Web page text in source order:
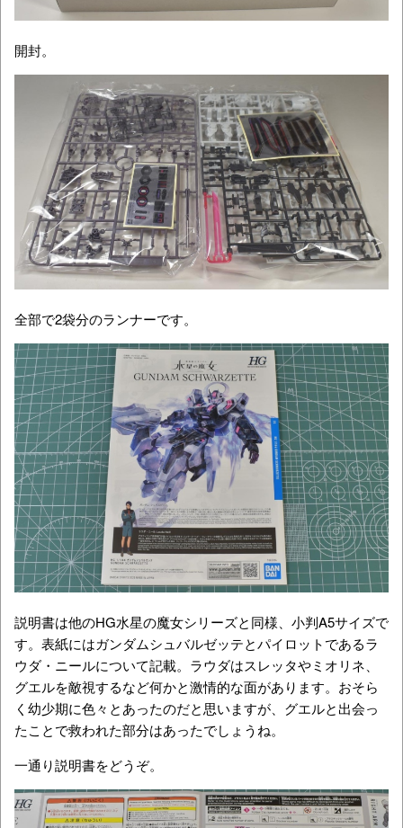
開封。
全部で2袋分のランナーです。
説明書は他のHG水星の魔女シリーズと同様、小判A5サイズで
す。表紙にはガンダムシュバルゼッテとパイロットであるラ
ウダ・ニールについて記載。ラウダはスレッタやミオリネ、
グエルを敵視するなど何かと激情的な面があります。おそら
く幼少期に色々とあったのだと思いますが、グエルと出会っ
たことで救われた部分はあったでしょうね。
一通り説明書をどうぞ。